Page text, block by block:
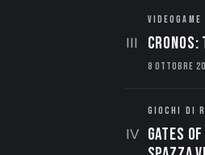
VIDEOGAME
8 OTTOBRE
GIOCHI DI
Gates